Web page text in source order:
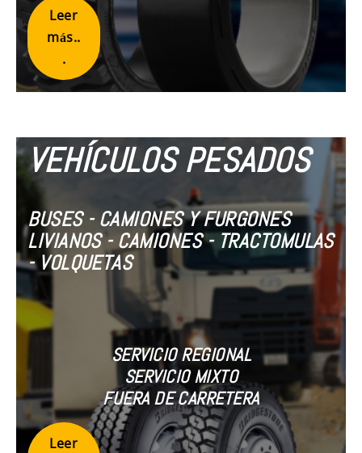
Leer
más..
.
VEHÍCULOS PESADOS
BUSES - CAMIONES Y FURGONES
LIVIANOS - CAMIONES - TRACTOMULAS
- VOLQUETAS
SERVICIO REGIONAL
SERVICIO MIXTO
FUERA DE CARRETERA
Leer